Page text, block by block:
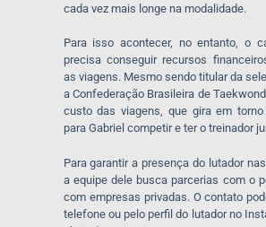
cada vez mais longe na modalidade.
Para isso acontecer, no entanto, o
precisa conseguir recursos
as viagens. Mesmo sendo titular da
a Confederação Brasileira de
custo das viagens, que gira em
para Gabriel competir e ter o treinador
Para garantir a presença do lutador
a equipe dele busca parcerias com o
com empresas privadas. O contato
telefone ou pelo perfil do lutador no